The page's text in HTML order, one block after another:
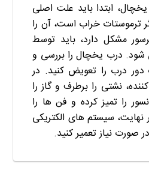
ابتدا باید علت اصلی
ترموستات خراب است، آن را
مشکل دارد، باید توسط
درب یخچال را بررسی و
دور درب را تعویض کنید. در
نشتی را برطرف و گاز را
را تمیز کرده و فن ها را
نهایت، سیستم های الکتریکی
صورت نیاز تعمیر کنید.